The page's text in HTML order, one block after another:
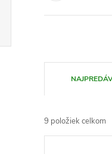
a
d
9 položiek celkom